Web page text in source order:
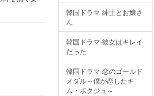
韓国ドラマ 紳士とお嬢さ
ん
韓国ドラマ 彼女はキレイ
だった
韓国ドラマ 恋のゴールド
メダル～僕が恋したキ
ム・ボクジュ～